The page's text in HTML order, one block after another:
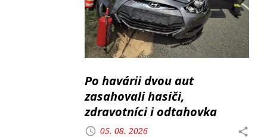
Po havárii dvou aut
zasahovali hasiči,
zdravotníci i odtahovka
05. 08. 2026